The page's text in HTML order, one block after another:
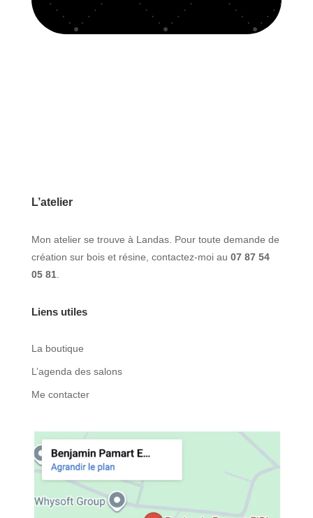
L’atelier
Mon atelier se trouve à Landas. Pour toute demande de
création sur bois et résine, contactez-moi au 07 87 54
05 81.
Liens utiles
La boutique
L’agenda des salons
Me contacter